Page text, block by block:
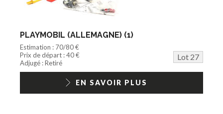
PLAYMOBIL (ALLEMAGNE) (1)
Estimation : 70/80 €
Prix de départ : 40 €
Lot 27
Adjugé : Retiré
EN SAVOIR PLUS